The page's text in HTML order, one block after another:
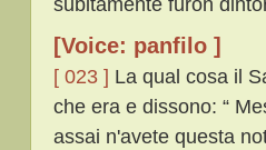
[Voice: panfilo ]
[ 023 ] La qual cosa il
che era e dissono: “
assai n'avete questa